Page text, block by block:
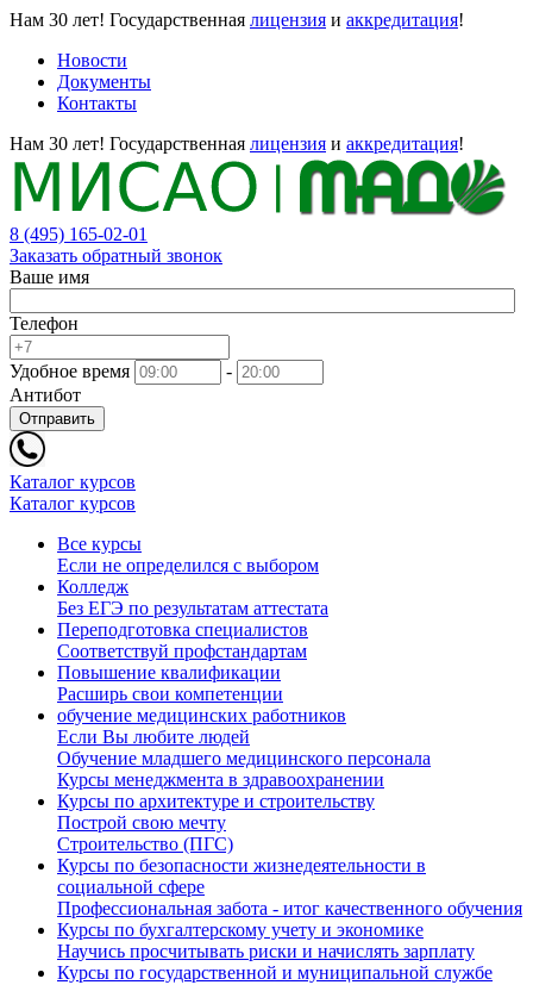
Нам 30 лет! Государственная лицензия и аккредитация!
Новости
Документы
Контакты
Нам 30 лет! Государственная лицензия и аккредитация!
8 (495) 165-02-01
Заказать обратный звонок
Ваше имя
Телефон
Удобное время
-
Антибот
Отправить
Каталог курсов
Каталог курсов
Все курсы
Если не определился с выбором
Колледж
Без ЕГЭ по результатам аттестата
Переподготовка специалистов
Соответствуй профстандартам
Повышение квалификации
Расширь свои компетенции
обучение медицинских работников
Если Вы любите людей
Обучение младшего медицинского персонала
Курсы менеджмента в здравоохранении
Курсы по архитектуре и строительству
Построй свою мечту
Строительство (ПГС)
Курсы по безопасности жизнедеятельности в
социальной сфере
Профессиональная забота - итог качественного обучения
Курсы по бухгалтерскому учету и экономике
Научись просчитывать риски и начислять зарплату
Курсы по государственной и муниципальной службе